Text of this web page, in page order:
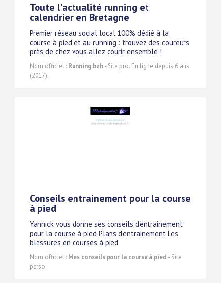
Toute l'actualité running et
calendrier en Bretagne
Premier réseau social local 100% dédié à la
course à pied et au running : trouvez des coureurs
près de chez vous allez courir ensemble !
Nom officiel : Running.bzh- Site pro. En ligne depuis 6 ans
(2017).
Conseils entrainement pour la course
à pied
Yannick vous donne ses conseils d'entrainement
pour la course à pied Plans d'entrainement Les
blessures en courses à pied
Nom officiel : Mes conseils pour la course à pied - Site
perso